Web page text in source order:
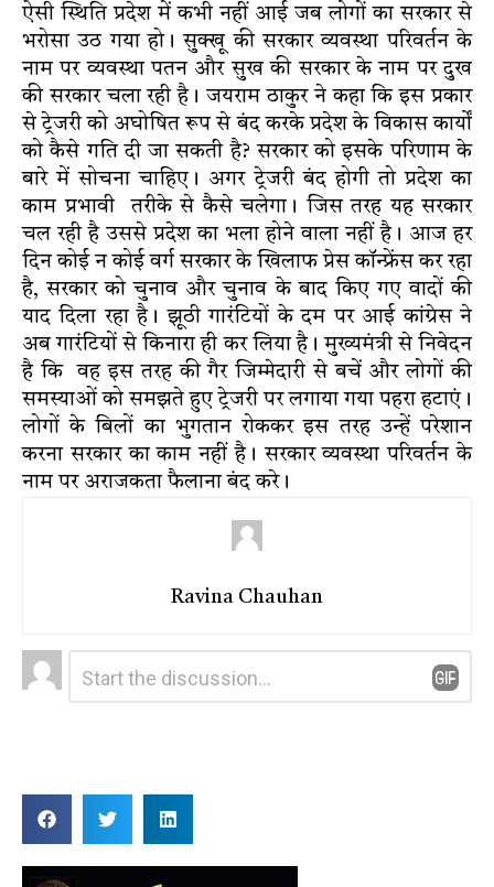
ऐसी स्थिति प्रदेश में कभी नहीं आई जब लोगों का सरकार से
भरोसा उठ गया हो। सुक्खू की सरकार व्यवस्था परिवर्तन के
नाम पर व्यवस्था पतन और सुख की सरकार के नाम पर दुख
की सरकार चला रही है। जयराम ठाकुर ने कहा कि इस प्रकार
से ट्रेजरी को अघोषित रूप से बंद करके प्रदेश के विकास कार्यों
को कैसे गति दी जा सकती है? सरकार को इसके परिणाम के
बारे में सोचना चाहिए। अगर ट्रेजरी बंद होगी तो प्रदेश का
काम प्रभावी तरीके से कैसे चलेगा। जिस तरह यह सरकार
चल रही है उससे प्रदेश का भला होने वाला नहीं है। आज हर
दिन कोई न कोई वर्ग सरकार के खिलाफ प्रेस कॉन्फ्रेंस कर रहा
है, सरकार को चुनाव और चुनाव के बाद किए गए वादों की
याद दिला रहा है। झूठी गारंटियों के दम पर आई कांग्रेस ने
अब गारंटियों से किनारा ही कर लिया है। मुख्यमंत्री से निवेदन
है कि वह इस तरह की गैर जिम्मेदारी से बचें और लोगों की
समस्याओं को समझते हुए ट्रेजरी पर लगाया गया पहरा हटाएं।
लोगों के बिलों का भुगतान रोककर इस तरह उन्हें परेशान
करना सरकार का काम नहीं है। सरकार व्यवस्था परिवर्तन के
नाम पर अराजकता फैलाना बंद करे।
Ravina Chauhan
Leave
a
Comment